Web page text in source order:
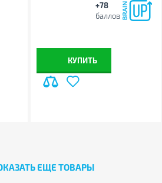
+78
баллов
КУПИТЬ
ЕЩЕ ТОВАРЫ